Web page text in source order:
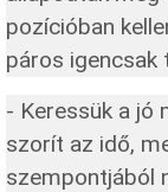
pozícióban
páros igencsak
- Keressük a jó
szorít az idő,
szempontjából